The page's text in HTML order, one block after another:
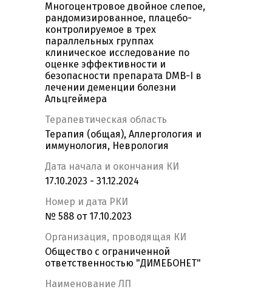
Многоцентровое двойное слепое,
рандомизированное, плацебо-
контролируемое в трех
параллельных группах
клиническое исследование по
оценке эффективности и
безопасности препарата DMB-I в
лечении деменции болезни
Альцгеймера
Терапевтическая область
Терапия (общая), Аллергология и
иммунология, Неврология
Дата начала и окончания КИ
17.10.2023 - 31.12.2024
Номер и дата РКИ
№ 588 от 17.10.2023
Организация, проводящая КИ
Общество с ограниченной
ответственностью "ДИМЕБОНЕТ"
Наименование ЛП